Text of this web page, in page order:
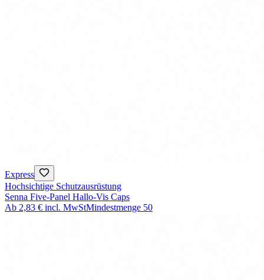
Express
Hochsichtige Schutzausrüstung
Senna Five-Panel Hallo-Vis Caps
Ab 2,83 € incl. MwStMindestmenge 50